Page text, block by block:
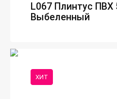
L067 Плинтус
Выбеленный
ХИТ